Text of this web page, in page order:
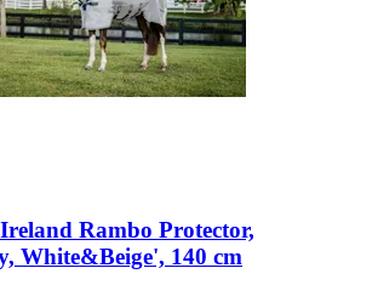
Rambo Protector,
White&Beige', 140 cm